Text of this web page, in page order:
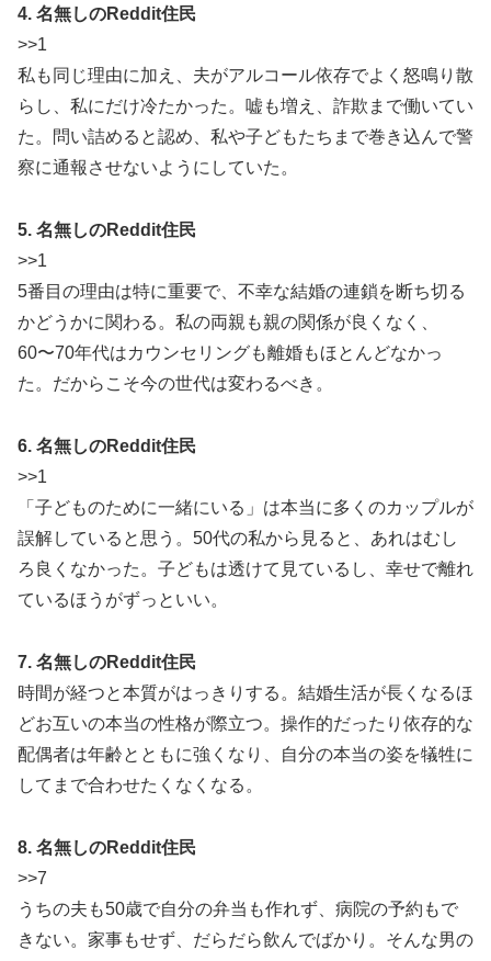
4. 名無しのReddit住民
>>1
私も同じ理由に加え、夫がアルコール依存でよく怒鳴り散
らし、私にだけ冷たかった。嘘も増え、詐欺まで働いてい
た。問い詰めると認め、私や子どもたちまで巻き込んで警
察に通報させないようにしていた。
5. 名無しのReddit住民
>>1
5番目の理由は特に重要で、不幸な結婚の連鎖を断ち切る
かどうかに関わる。私の両親も親の関係が良くなく、
60〜70年代はカウンセリングも離婚もほとんどなかっ
た。だからこそ今の世代は変わるべき。
6. 名無しのReddit住民
>>1
「子どものために一緒にいる」は本当に多くのカップルが
誤解していると思う。50代の私から見ると、あれはむし
ろ良くなかった。子どもは透けて見ているし、幸せで離れ
ているほうがずっといい。
7. 名無しのReddit住民
時間が経つと本質がはっきりする。結婚生活が長くなるほ
どお互いの本当の性格が際立つ。操作的だったり依存的な
配偶者は年齢とともに強くなり、自分の本当の姿を犠牲に
してまで合わせたくなくなる。
8. 名無しのReddit住民
>>7
うちの夫も50歳で自分の弁当も作れず、病院の予約もで
きない。家事もせず、だらだら飲んでばかり。そんな男の